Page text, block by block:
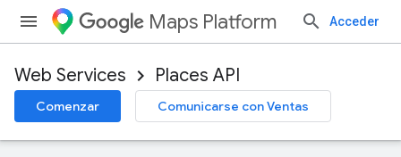
Maps Platform Acceder
Web Services Places API
Comenzar Comunicarse con Ventas